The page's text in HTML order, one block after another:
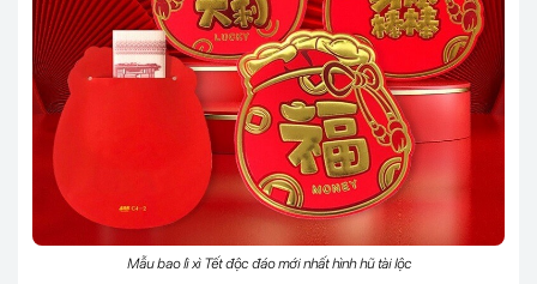
Mẫu bao lì xì Tết độc đáo mới nhất hình hũ tài lộc